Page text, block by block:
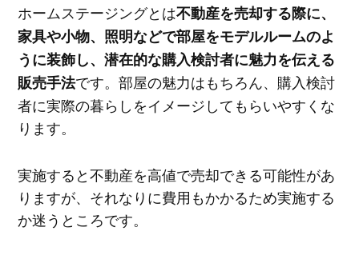
ホームステージングとは不動産を売却する際に、
家具や小物、照明などで部屋をモデルルームのよ
うに装飾し、潜在的な購入検討者に魅力を伝える
販売手法です。部屋の魅力はもちろん、購入検討
者に実際の暮らしをイメージしてもらいやすくな
ります。
実施すると不動産を高値で売却できる可能性があ
りますが、それなりに費用もかかるため実施する
か迷うところです。